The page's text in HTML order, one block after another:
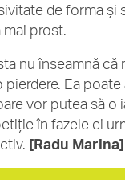
de forma și
prost.
nu înseamnă că
pierdere. Ea
vor putea să o
în fazele ei
[Radu Marina]